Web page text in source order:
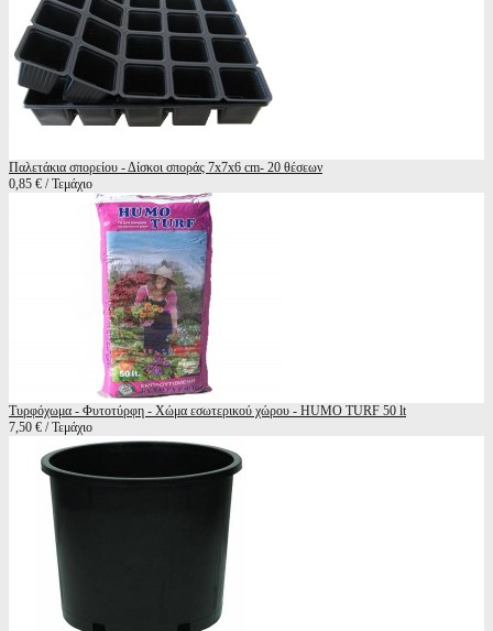
Παλετάκια σπορείου - Δίσκοι σποράς 7x7x6 cm- 20 θέσεων
0,85 € / Τεμάχιο
Τυρφόχωμα - Φυτοτύρφη - Χώμα εσωτερικού χώρου - HUMO TURF 50 lt
7,50 € / Τεμάχιο